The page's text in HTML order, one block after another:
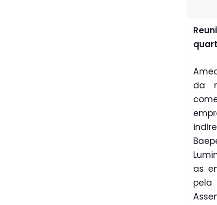
da
as
pela